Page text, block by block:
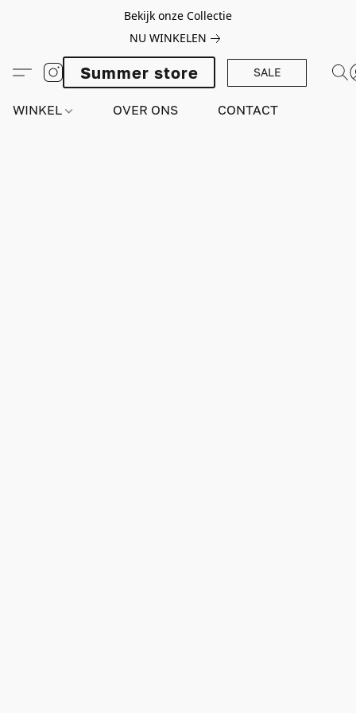
Bekijk onze Collectie
NU WINKELEN
Summer store SALE
WINKEL OVER ONS CONTACT